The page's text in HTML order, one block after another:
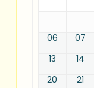
06
07
13
14
20
21